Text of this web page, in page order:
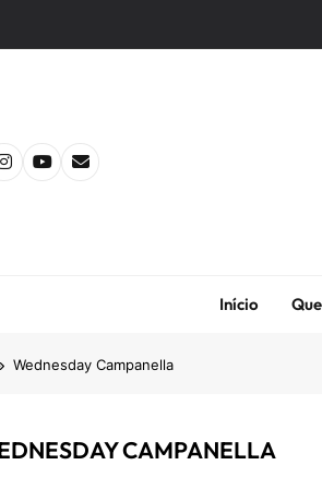
Início
Wednesday Campanella
CAMPANELLA